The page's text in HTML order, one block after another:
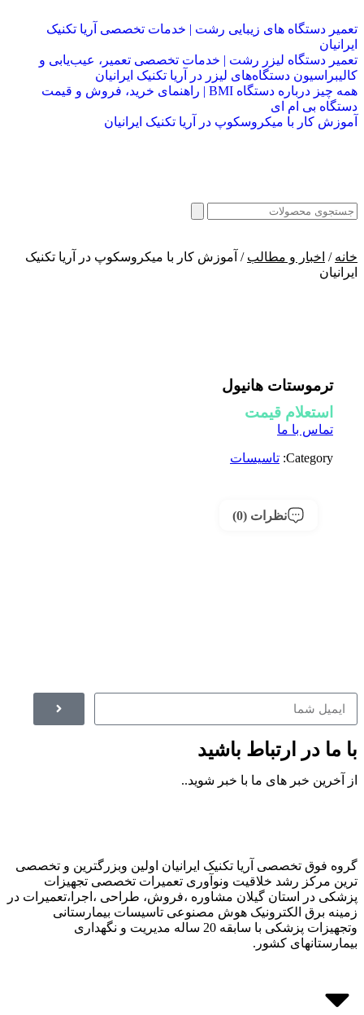
تعمیر دستگاه های زیبایی رشت | خدمات تخصصی آریا تکنیک
ایرانیان
تعمیر دستگاه لیزر رشت | خدمات تخصصی تعمیر، عیب‌یابی و
کالیبراسیون دستگاه‌های لیزر در آریا تکنیک ایرانیان
همه چیز درباره دستگاه BMI | راهنمای خرید، فروش و قیمت
دستگاه بی ام ای
آموزش کار با میکروسکوپ در آریا تکنیک ایرانیان
خانه / اخبار و مطالب / آموزش کار با میکروسکوپ در آریا تکنیک
ایرانیان
ترموستات هانیول
استعلام قیمت
تماس با ما
Category: تاسیسات
نظرات (0)
با ما در ارتباط باشید
از آخرین خبر های ما با خبر شوید..
گروه فوق تخصصی آریا تکنیک ایرانیان اولین وبزرگترین و تخصصی
ترین مرکز رشد خلاقیت ونوآوری تعمیرات تخصصی تجهیزات
پزشکی در استان گیلان مشاوره ،فروش، طراحی ،اجرا،تعمیرات در
زمینه برق الکترونیک هوش مصنوعی تاسیسات بیمارستانی
وتجهیزات پزشکی با سابقه 20 ساله مدیریت و نگهداری
بیمارستانهای کشور.